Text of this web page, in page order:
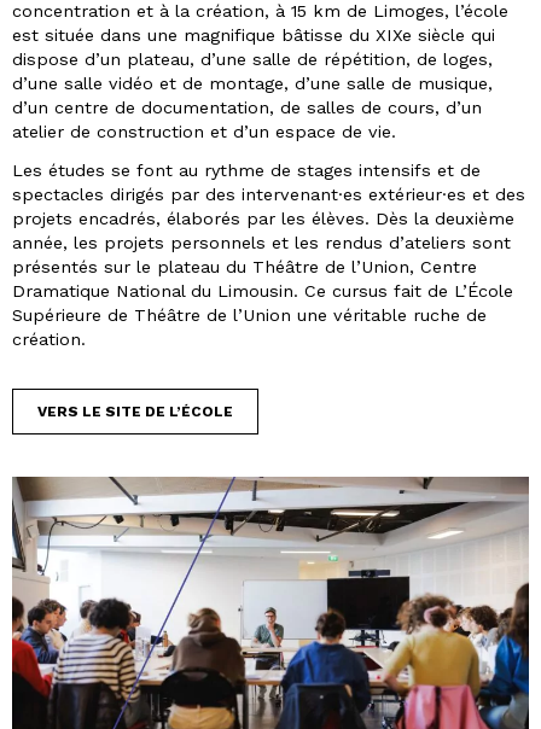
concentration et à la création, à 15 km de Limoges, l’école
est située dans une magnifique bâtisse du XIXe siècle qui
dispose d’un plateau, d’une salle de répétition, de loges,
d’une salle vidéo et de montage, d’une salle de musique,
d’un centre de documentation, de salles de cours, d’un
atelier de construction et d’un espace de vie.
Les études se font au rythme de stages intensifs et de
spectacles dirigés par des intervenant·es extérieur·es et des
projets encadrés, élaborés par les élèves. Dès la deuxième
année, les projets personnels et les rendus d’ateliers sont
présentés sur le plateau du Théâtre de l’Union, Centre
Dramatique National du Limousin. Ce cursus fait de L’École
Supérieure de Théâtre de l’Union une véritable ruche de
création.
VERS LE SITE DE L’ÉCOLE